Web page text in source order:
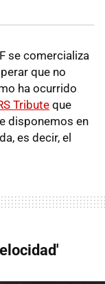
se comercializa
que no
ha ocurrido
Tribute que
disponemos en
es decir, el